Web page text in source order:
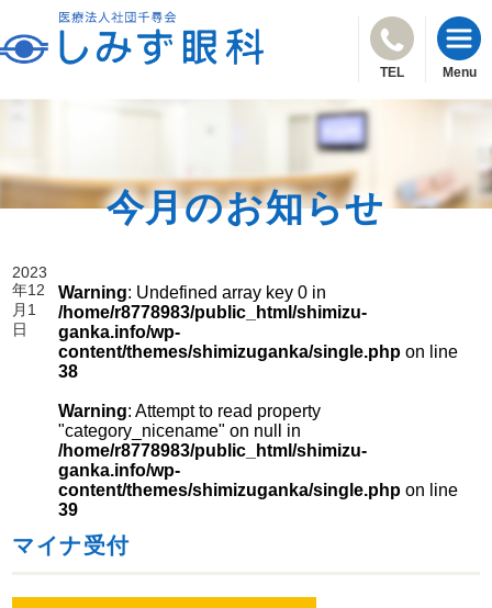
TEL Menu
今月のお知らせ
2023
年12
月1
日
Warning: Undefined array key 0 in
/home/r8778983/public_html/shimizu-
ganka.info/wp-
content/themes/shimizuganka/single.php on line
38
Warning: Attempt to read property
"category_nicename" on null in
/home/r8778983/public_html/shimizu-
ganka.info/wp-
content/themes/shimizuganka/single.php on line
39
マイナ受付